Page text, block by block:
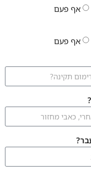
אף פעם
אף פעם